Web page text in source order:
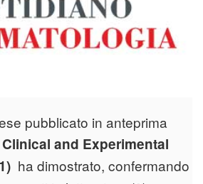
pubblicato in anteprima
Clinical and Experimental
ha dimostrato, confermando